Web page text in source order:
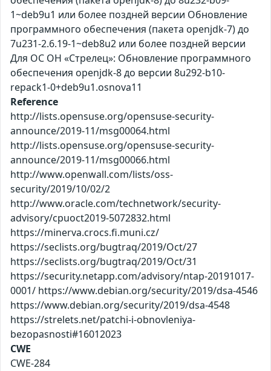
1~deb9u1 или более поздней версии Обновление
программного обеспечения (пакета openjdk-7) до
7u231-2.6.19-1~deb8u2 или более поздней версии
Для ОС ОН «Стрелец»: Обновление программного
обеспечения openjdk-8 до версии 8u292-b10-
repack1-0+deb9u1.osnova11
Reference
http://lists.opensuse.org/opensuse-security-
announce/2019-11/msg00064.html
http://lists.opensuse.org/opensuse-security-
announce/2019-11/msg00066.html
http://www.openwall.com/lists/oss-
security/2019/10/02/2
http://www.oracle.com/technetwork/security-
advisory/cpuoct2019-5072832.html
https://minerva.crocs.fi.muni.cz/
https://seclists.org/bugtraq/2019/Oct/27
https://seclists.org/bugtraq/2019/Oct/31
https://security.netapp.com/advisory/ntap-20191017-
0001/ https://www.debian.org/security/2019/dsa-4546
https://www.debian.org/security/2019/dsa-4548
https://strelets.net/patchi-i-obnovleniya-
bezopasnosti#16012023
CWE
CWE-284